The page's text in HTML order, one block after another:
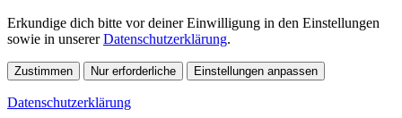
Erkundige dich bitte vor deiner Einwilligung in den Einstellungen
sowie in unsererDatenschutzerklärung.
Zustimmen Nur erforderliche Einstellungen anpassen
Datenschutzerklärung